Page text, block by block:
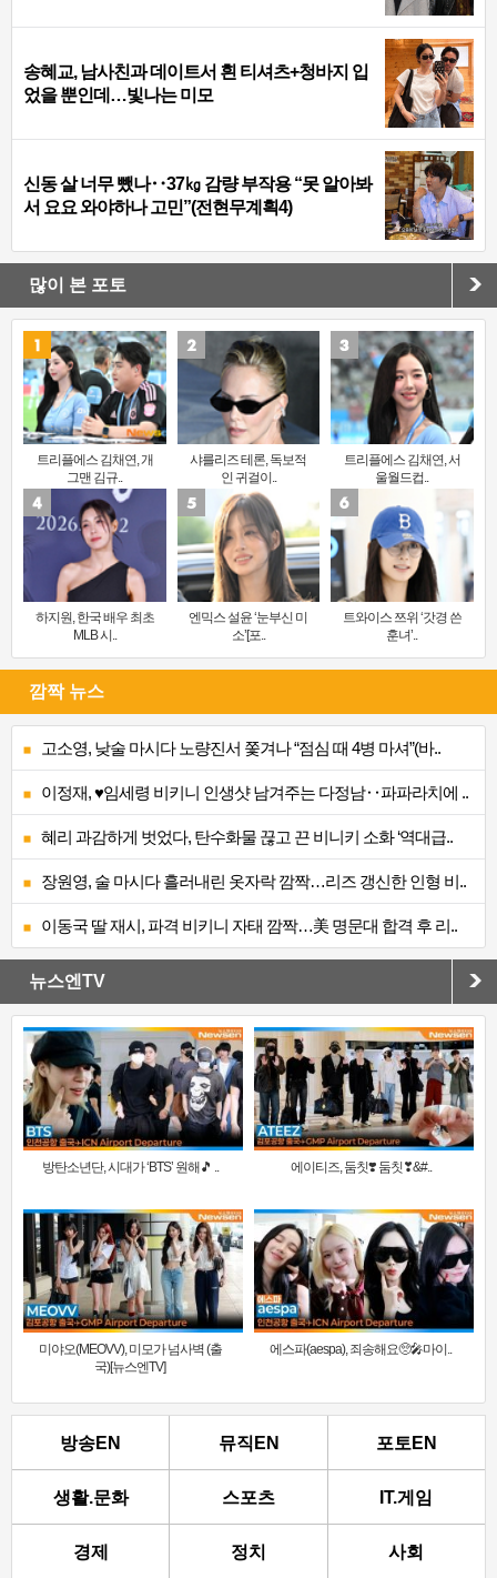
송혜교, 남사친과 데이트서 흰 티셔츠+청바지 입
었을 뿐인데…빛나는 미모
신동 살 너무 뺐나‥37㎏ 감량 부작용 “못 알아봐
서 요요 와야하나 고민”(전현무계획4)
많이 본 포토
트리플에스 김채연, 개
그맨 김규..
샤를리즈 테론, 독보적
인 귀걸이..
트리플에스 김채연, 서
울월드컵..
하지원, 한국 배우 최초
MLB 시..
엔믹스 설윤 ‘눈부신 미
소’[포..
트와이스 쯔위 ‘갓경 쓴
훈녀’..
깜짝 뉴스
고소영, 낮술 마시다 노량진서 쫓겨나 “점심 때 4병 마셔”(바..
이정재, ♥임세령 비키니 인생샷 남겨주는 다정남‥파파라치에 ..
혜리 과감하게 벗었다, 탄수화물 끊고 끈 비니키 소화 ‘역대급..
장원영, 술 마시다 흘러내린 옷자락 깜짝…리즈 갱신한 인형 비..
이동국 딸 재시, 파격 비키니 자태 깜짝…美 명문대 합격 후 리..
뉴스엔TV
방탄소년단, 시대가 ‘BTS’ 원해🎵 .. 에이티즈, 둠칫❣️ 둠칫❣&#..
미야오(MEOVV), 미모가 넘사벽 (출
국)[뉴스엔TV]
에스파(aespa), 죄송해요🥺🎤마이..
방송EN 뮤직EN 포토EN
생활.문화 스포츠 IT.게임
경제 정치 사회